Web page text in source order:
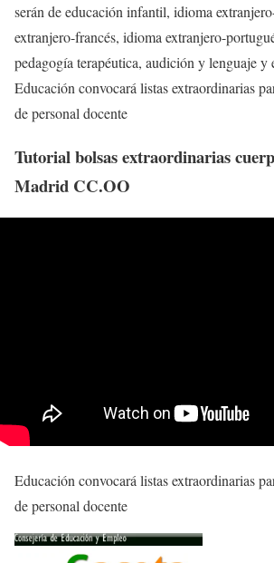
serán de educación infantil, idioma
extranjero-francés, idioma extranjero-
pedagogía terapéutica, audición y lenguaje y
Educación convocará listas extraordinarias
de personal docente
Tutorial bolsas extraordinarias
Madrid CC.OO
Educación convocará listas extraordinarias
de personal docente